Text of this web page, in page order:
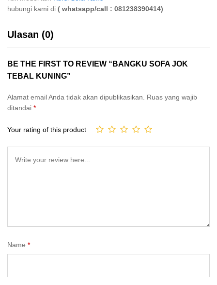
hubungi kami di ( whatsapp/call : 081238390414)
Ulasan (0)
BE THE FIRST TO REVIEW “BANGKU SOFA JOK
TEBAL KUNING”
Alamat email Anda tidak akan dipublikasikan.
Ruas yang wajib
ditandai *
Your rating of this product
Name *